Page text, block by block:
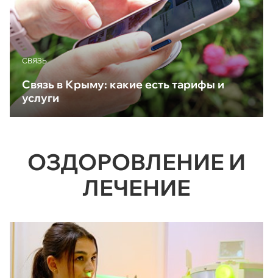
CВЯЗЬ
Связь в Крыму: какие есть тарифы и
услуги
ОЗДОРОВЛЕНИЕ И
ЛЕЧЕНИЕ